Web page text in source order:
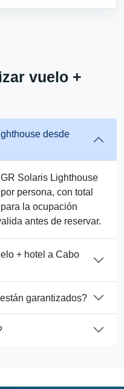
vuelo +
desde
Solaris Lighthouse
persona, con total
la ocupación
antes de reservar.
+ hotel a Cabo
garantizados?